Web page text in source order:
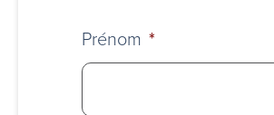
Prénom *